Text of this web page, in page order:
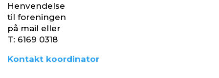
Henvendelse
til foreningen
på mail eller
T: 6169 0318
Kontakt koordinator